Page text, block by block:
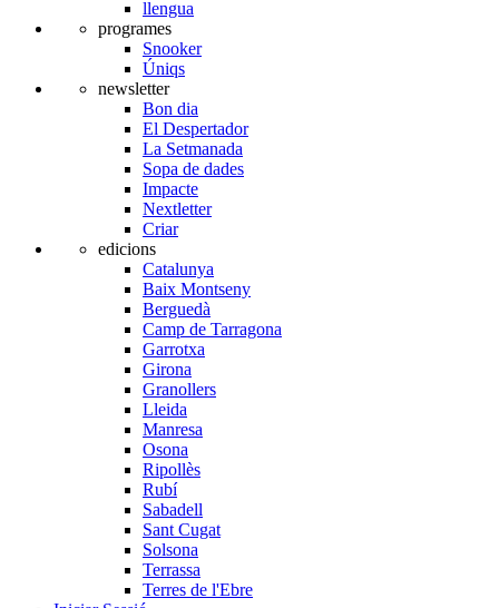
llengua
programes
Snooker
Úniqs
newsletter
Bon dia
El Despertador
La Setmanada
Sopa de dades
Impacte
Nextletter
Criar
edicions
Catalunya
Baix Montseny
Berguedà
Camp de Tarragona
Garrotxa
Girona
Granollers
Lleida
Manresa
Osona
Ripollès
Rubí
Sabadell
Sant Cugat
Solsona
Terrassa
Terres de l'Ebre